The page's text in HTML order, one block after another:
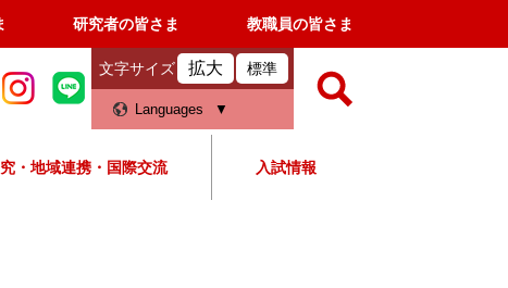
研究者の皆さま 教職員の皆さま
文字サイズ 拡大 標準
Languages
・地域連携・国際交流 入試情報